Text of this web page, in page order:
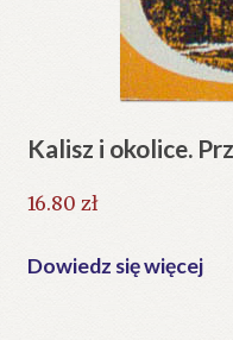
Kalisz i okolice.
16.80 zł
Dowiedz się więcej